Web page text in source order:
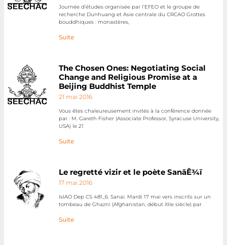
Journée d’études organisée par l’EFEO et le groupe de
recherche Dunhuang et Asie centrale du CRCAO Grottes
bouddhiques : monastères,
Suite
The Chosen Ones: Negotiating Social
Change and Religious Promise at a
Beijing Buddhist Temple
21 mai 2016
Vous êtes chaleureusement invités à la conférence donnée
par : M. Gareth Fisher (Associate Professor, Syracuse University,
USA) le 21
Suite
Le regretté vizir et le poète SanāÊ¾ī
17 mai 2016
IsIAO Dep CS 481_6. Sanai. Mardi 17 mai vers inscrits sur un
tombeau de Ghazni (Afghanistan, début XIIe siècle) par
Suite